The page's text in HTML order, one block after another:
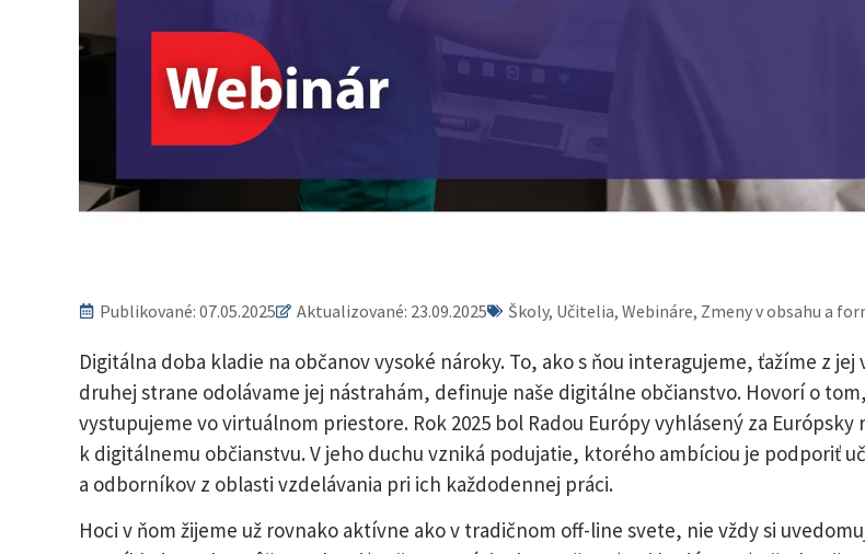
Publikované: 07.05.2025 Aktualizované: 23.09.2025 Školy, Učitelia, Webináre, Zmeny v obsahu a
Digitálna doba kladie na občanov vysoké nároky. To, ako s ňou interagujeme, ťažíme z jej
druhej strane odolávame jej nástrahám, definuje naše digitálne občianstvo. Hovorí o
vystupujeme vo virtuálnom priestore. Rok 2025 bol Radou Európy vyhlásený za Európsky
k digitálnemu občianstvu. V jeho duchu vzniká podujatie, ktorého ambíciou je podporiť
a odborníkov z oblasti vzdelávania pri ich každodennej práci.
Hoci v ňom žijeme už rovnako aktívne ako v tradičnom off-line svete, nie vždy si